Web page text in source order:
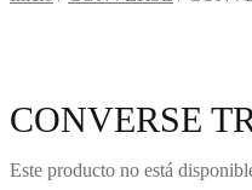
CONVERSE
Este producto no está